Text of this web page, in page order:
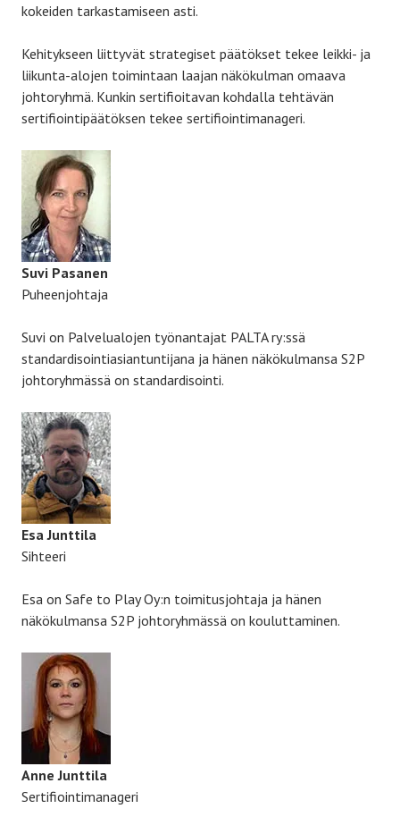
kokeiden tarkastamiseen asti.
Kehitykseen liittyvät strategiset päätökset tekee leikki- ja
liikunta-alojen toimintaan laajan näkökulman omaava
johtoryhmä. Kunkin sertifioitavan kohdalla tehtävän
sertifiointipäätöksen tekee sertifiointimanageri.
Suvi Pasanen
Puheenjohtaja
Suvi on Palvelualojen työnantajat PALTA ry:ssä
standardisointiasiantuntijana ja hänen näkökulmansa S2P
johtoryhmässä on standardisointi.
Esa Junttila
Sihteeri
Esa on Safe to Play Oy:n toimitusjohtaja ja hänen
näkökulmansa S2P johtoryhmässä on kouluttaminen.
Anne Junttila
Sertifiointimanageri